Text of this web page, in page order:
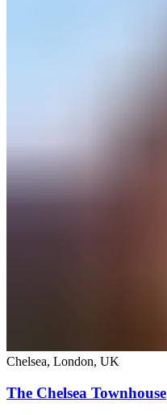
Chelsea, London​​​​‌ ‍ ​‍​‍‌‍ ‌ ​‍‌‍‍‌‌‍‌ ‌‍‍‌‌‍ ‍​‍​‍​ ‍‍​‍​‍‌ ​ ‌‍​‌‌‍ ‍‌‍‍‌‌ ‌​‌ ‍‌​‍ ‍‌‍‍‌‌‍ ​‍​‍​‍ ​​‍​‍‌‍‍​‌ ​‍‌‍‌‌‌‍‌‍​‍​‍​ ‍‍​‍​‍‌‍‍​‌ ‌​‌ ‌​‌ ​​‌ ​ ​ ‍‍​‍ ​‍ ‌‍ ​​‍ ‌‌‍​‌‌‍ ‍‌‍‌​​‍ ‌‌ ​‍​‍ ‌‌‍‍​‌‍ ‌ ‌​‌‍‌‌‌‍ ​‌ ​ ​‍ ‌‌ ​ ‌ ‌​‌ ‌‌‌‍‌​‌‍‍‌‌‍ ​‍ ‍‌ ‌‍‌‍‌‌‌ ​‍‌‍​ ‌‍‌‌‌‍ ​​‍ ‍‌‍​‌‌ ​​‌ ​​​‍ ‌‍‍‌‌‍ ‍‌ ‌​‌‍‌‌‌‍ ‍‌ ‌​​‍ ‌‍‌‌‌‍‌​‌‍‍‌‌ ‌​​‍ ‌‍ ‌‌‍ ‌‍‌​‌‍‌‌​ ‌‌ ​​‌ ​‍‌‍‌‌‌ ​ ‌‍‌‌‌‍ ‍‌ ‌​‌‍​‌‌ ‌​‌‍‍‌‌‍ ‌‍ ‍​ ‍ ‌‍‍‌‌‍‌​​ ‌​ ‌ ‌‍‌‌‌‍‌‌​ ​​​ ​‌​ ‍‌‌‍‌‌​ ‌​​‍ ‌‌‍‌‍​ ‌‌​ ‌​​ ‍‌​‍ ‌​ ‌​​ ‌​‌‍‌‌‌‍‌‌​‍ ‌‌‍​‌​ ‌‌​ ​ ​ ​‍​‍ ‌​ ​‌​ ​‌​ ‍​‌‍​‍‌‍‌‌‌‍​‌‌‍​‍‌‍‌​‌‍​‌​ ‍​​ ‍‌‌‍‌​​ ‍ ‌ ‌​‌ ‍‌‌ ​​‌‍‌‌​ ‌‌‍‍​‌‍ ‌ ‌​‌‍‌‌‌‍ ​​ ‍ ‌ ​​‌‍​‌‌ ‌​‌‍‍​​ ‌‌‍ ​‌‍ ‌‍​ ‌‍​‌‌ ‌​‌‍‍‌‌‍ ‌‍ ‍​ ‌‍​‍‌‍​‌‌ ​ ‌‍‌‌‌‌‌‌‌ ​‍‌‍ ​​ ‌‌‍‍​‌ ‌​‌ ‌​‌ ​​‌ ​ ​‍‌‌​ ​ ‌​​‌​‍‌‌​ ​‍‌​‌‍​‍‌‌​ ​‍‌​‌‍‌‍ ​​‍ ‌‌‍​‌‌‍ ‍‌‍‌​​‍ ‌‌ ​‍​‍ ‌‌‍‍​‌‍ ‌ ‌​‌‍‌‌‌‍ ​‌ ​ ​‍ ‌‌ ​ ‌ ‌​‌ ‌‌‌‍‌​‌‍‍‌‌‍ ​‍ ‍‌ ‌‍‌‍‌‌‌ ​‍‌‍​ ‌‍‌‌‌‍ ​​‍ ‍‌‍​‌‌ ​​‌ ​​​‍‌‍‌‍‍‌‌‍‌​​ ‌​ ‌ ‌‍‌‌‌‍‌‌​ ​​​ ​‌​ ‍‌‌‍‌‌​ ‌​​‍ ‌‌‍‌‍​ ‌‌​ ‌​​ ‍‌​‍ ‌​ ‌​​ ‌​‌‍‌‌‌‍‌‌​‍ ‌‌‍​‌​ ‌‌​ ​ ​ ​‍​‍ ‌​ ​‌​ ​‌​ ‍​‌‍​‍‌‍‌‌‌‍​‌‌‍​‍‌‍‌​‌‍​‌​ ‍​​ ‍‌‌‍‌​​‍‌‍‌ ‌​‌ ‍‌‌ ​​‌‍‌‌​ ‌‌‍‍​‌‍ ‌ ‌​‌‍‌‌‌‍ ​​‍‌‍‌ ​​‌‍​‌‌ ‌​‌‍‍​​ ‌‌‍ ​‌‍ ‌‍​ ‌‍​‌‌ ‌​‌‍‍‌‌‍ ‌‍ ‍​‍‌‍‌ ​​‌‍‌‌‌ ​‍‌ ​ ‌ ​​‌‍‌‌‌‍​ ‌ ‌​‌‍‍‌‌ ‌‍‌‍‌‌​ ‌‌ ​​‌ ‌‌‌‍​‍‌‍ ​‌‍‍‌‌ ​ ‌‍‍​‌‍‌‌‌‍‌​​‍​‍‌ ‌, UK​​​​‌ ‍ ​‍​‍‌‍ ‌ ​‍‌‍‍‌‌‍‌ ‌‍‍‌‌‍ ‍​‍​‍​ ‍‍​‍​‍‌ ​ ‌‍​‌‌‍ ‍‌‍‍‌‌ ‌​‌ ‍‌​‍ ‍‌‍‍‌‌‍ ​‍​‍​‍ ​​‍​‍‌‍‍​‌ ​‍‌‍‌‌‌‍‌‍​‍​‍​ ‍‍​‍​‍‌‍‍​‌ ‌​‌ ‌​‌ ​​‌ ​ ​ ‍‍​‍ ​‍ ‌‍ ​​‍ ‌‌‍​‌‌‍ ‍‌‍‌​​‍ ‌‌ ​‍​‍ ‌‌‍‍​‌‍ ‌ ‌​‌‍‌‌‌‍ ​‌ ​ ​‍ ‌‌ ​ ‌ ‌​‌ ‌‌‌‍‌​‌‍‍‌‌‍ ​‍ ‍‌ ‌‍‌‍‌‌‌ ​‍‌‍​ ‌‍‌‌‌‍ ​​‍ ‍‌‍​‌‌ ​​‌ ​​​‍ ‌‍‍‌‌‍ ‍‌ ‌​‌‍‌‌‌‍ ‍‌ ‌​​‍ ‌‍‌‌‌‍‌​‌‍‍‌‌ ‌​​‍ ‌‍ ‌‌‍ ‌‍‌​‌‍‌‌​ ‌‌ ​​‌ ​‍‌‍‌‌‌ ​ ‌‍‌‌‌‍ ‍‌ ‌​‌‍​‌‌ ‌​‌‍‍‌‌‍ ‌‍ ‍​ ‍ ‌‍‍‌‌‍‌​​ ‌​ ​‌​ ‌ ​ ​‌​ ​​​ ​‌‌‍‌‍‌‍​ ​ ​​​‍ ‌​ ‍​‌‍‌‌‌‍‌​‌‍‌​​‍ ‌​ ‌​‌‍‌‌​ ​‍​ ‌​​‍ ‌​ ‍‌​ ‌​​ ‌​‌‍​ ​‍ ‌​ ​​‌‍‌‍‌‍​ ‌‍‌‍‌‍​‍​ ‌‌​ ‍​‌‍​‌​ ​​‌‍​‌​ ‌‍​ ​​​ ‍ ‌ ‌​‌ ‍‌‌ ​​‌‍‌‌​ ‌‌‍​ ‌‍ ‌ ‌‌‌‍ ‍‌ ‌​‌ ​‍‌ ‍‌​ ‍ ‌ ​​‌‍​‌‌ ‌​‌‍‍​​ ‌‌ ‌​‌‍‍‌‌ ‌​‌‍ ​‌‍‌‌​ ‌‍​‍‌‍​‌‌ ​ ‌‍‌‌‌‌‌‌‌ ​‍‌‍ ​​ ‌‌‍‍​‌ ‌​‌ ‌​‌ ​​‌ ​ ​‍‌‌​ ​ ‌​​‌​‍‌‌​ ​‍‌​‌‍​‍‌‌​ ​‍‌​‌‍‌‍ ​​‍ ‌‌‍​‌‌‍ ‍‌‍‌​​‍ ‌‌ ​‍​‍ ‌‌‍‍​‌‍ ‌ ‌​‌‍‌‌‌‍ ​‌ ​ ​‍ ‌‌ ​ ‌ ‌​‌ ‌‌‌‍‌​‌‍‍‌‌‍ ​‍ ‍‌ ‌‍‌‍‌‌‌ ​‍‌‍​ ‌‍‌‌‌‍ ​​‍ ‍‌‍​‌‌ ​​‌ ​​​‍‌‍‌‍‍‌‌‍‌​​ ‌​ ​‌​ ‌ ​ ​‌​ ​​​ ​‌‌‍‌‍‌‍​ ​ ​​​‍ ‌​ ‍​‌‍‌‌‌‍‌​‌‍‌​​‍ ‌​ ‌​‌‍‌‌​ ​‍​ ‌​​‍ ‌​ ‍‌​ ‌​​ ‌​‌‍​ ​‍ ‌​ ​​‌‍‌‍‌‍​ ‌‍‌‍‌‍​‍​ ‌‌​ ‍​‌‍​‌​ ​​‌‍​‌​ ‌‍​ ​​​‍‌‍‌ ‌​‌ ‍‌‌ ​​‌‍‌‌​ ‌‌‍​ ‌‍ ‌ ‌‌‌‍ ‍‌ ‌​‌ ​‍‌ ‍‌​‍‌‍‌ ​​‌‍​‌‌ ‌​‌‍‍​​ ‌‌ ‌​‌‍‍‌‌ ‌​‌‍ ​‌‍‌‌​‍‌‍‌ ​​‌‍‌‌‌ ​‍‌ ​ ‌ ​​‌‍‌‌‌‍​ ‌ ‌​‌‍‍‌‌ ‌‍‌‍‌‌​ ‌‌ ​​‌ ‌‌‌‍​‍‌‍ ​‌‍‍‌‌ ​ ‌‍‍​‌‍‌‌‌‍‌​​‍​‍‌ ‌
The Chelsea Townhouse​​​​‌ ‍ ​‍​‍‌‍ ‌ ​‍‌‍‍‌‌‍‌ ‌‍‍‌‌‍ ‍​‍​‍​ ‍‍​‍​‍‌ ​ ‌‍​‌‌‍ ‍‌‍‍‌‌ ‌​‌ ‍‌​‍ ‍‌‍‍‌‌‍ ​‍​‍​‍ ​​‍​‍‌‍‍​‌ ​‍‌‍‌‌‌‍‌‍​‍​‍​ ‍‍​‍​‍‌‍‍​‌ ‌​‌ ‌​‌ ​​‌ ​ ​ ‍‍​‍ ​‍ ‌‍ ​​‍ ‌‌‍​‌‌‍ ‍‌‍‌​​‍ ‌‌ ​‍​‍ ‌‌‍‍​‌‍ ‌ ‌​‌‍‌‌‌‍ ​‌ ​ ​‍ ‌‌ ​ ‌ ‌​‌ ‌‌‌‍‌​‌‍‍‌‌‍ ​‍ ‍‌ ‌‍‌‍‌‌‌ ​‍‌‍​ ‌‍‌‌‌‍ ​​‍ ‍‌‍​‌‌ ​​‌ ​​​‍ ‌‍‍‌‌‍ ‍‌ ‌​‌‍‌‌‌‍ ‍‌ ‌​​‍ ‌‍‌‌‌‍‌​‌‍‍‌‌ ‌​​‍ ‌‍ ‌‌‍ ‌‍‌​‌‍‌‌​ ‌‌ ​​‌ ​‍‌‍‌‌‌ ​ ‌‍‌‌‌‍ ‍‌ ‌​‌‍​‌‌ ‌​‌‍‍‌‌‍ ‌‍ ‍​ ‍ ‌‍‍‌‌‍‌​​ ‌​ ‌ ‌‍‌‌‌‍‌‌​ ​​​ ​‌​ ‍‌‌‍‌‌​ ‌​​‍ ‌‌‍‌‍​ ‌‌​ ‌​​ ‍‌​‍ ‌​ ‌​​ ‌​‌‍‌‌‌‍‌‌​‍ ‌‌‍​‌​ ‌‌​ ​ ​ ​‍​‍ ‌​ ​‌​ ​‌​ ‍​‌‍​‍‌‍‌‌‌‍​‌‌‍​‍‌‍‌​‌‍​‌​ ‍​​ ‍‌‌‍‌​​ ‍ ‌ ‌​‌ ‍‌‌ ​​‌‍‌‌​ ‌‌‍‍​‌‍ ‌ ‌​‌‍‌‌‌‍ ​​ ‍ ‌ ​​‌‍​‌‌ ‌​‌‍‍​​ ‌‌ ‌​‌‍‍‌‌ ‌​‌‍ ​‌‍‌‌​ ‌‍​‍‌‍​‌‌ ​ ‌‍‌‌‌‌‌‌‌ ​‍‌‍ ​​ ‌‌‍‍​‌ ‌​‌ ‌​‌ ​​‌ ​ ​‍‌‌​ ​ ‌​​‌​‍‌‌​ ​‍‌​‌‍​‍‌‌​ ​‍‌​‌‍‌‍ ​​‍ ‌‌‍​‌‌‍ ‍‌‍‌​​‍ ‌‌ ​‍​‍ ‌‌‍‍​‌‍ ‌ ‌​‌‍‌‌‌‍ ​‌ ​ ​‍ ‌‌ ​ ‌ ‌​‌ ‌‌‌‍‌​‌‍‍‌‌‍ ​‍ ‍‌ ‌‍‌‍‌‌‌ ​‍‌‍​ ‌‍‌‌‌‍ ​​‍ ‍‌‍​‌‌ ​​‌ ​​​‍‌‍‌‍‍‌‌‍‌​​ ‌​ ‌ ‌‍‌‌‌‍‌‌​ ​​​ ​‌​ ‍‌‌‍‌‌​ ‌​​‍ ‌‌‍‌‍​ ‌‌​ ‌​​ ‍‌​‍ ‌​ ‌​​ ‌​‌‍‌‌‌‍‌‌​‍ ‌‌‍​‌​ ‌‌​ ​ ​ ​‍​‍ ‌​ ​‌​ ​‌​ ‍​‌‍​‍‌‍‌‌‌‍​‌‌‍​‍‌‍‌​‌‍​‌​ ‍​​ ‍‌‌‍‌​​‍‌‍‌ ‌​‌ ‍‌‌ ​​‌‍‌‌​ ‌‌‍‍​‌‍ ‌ ‌​‌‍‌‌‌‍ ​​‍‌‍‌ ​​‌‍​‌‌ ‌​‌‍‍​​ ‌‌ ‌​‌‍‍‌‌ ‌​‌‍ ​‌‍‌‌​‍‌‍‌ ​​‌‍‌‌‌ ​‍‌ ​ ‌ ​​‌‍‌‌‌‍​ ‌ ‌​‌‍‍‌‌ ‌‍‌‍‌‌​ ‌‌ ​​‌ ‌‌‌‍​‍‌‍ ​‌‍‍‌‌ ​ ‌‍‍​‌‍‌‌‌‍‌​​‍​‍‌ ‌